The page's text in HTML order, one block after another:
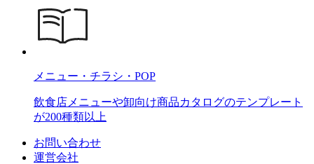
メニュー・チラシ・POP
飲食店メニューや卸向け商品カタログのテンプレート
が200種類以上
お問い合わせ
運営会社